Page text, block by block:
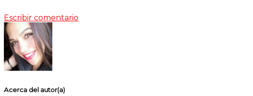
Escribir comentario
Acerca del autor(a)